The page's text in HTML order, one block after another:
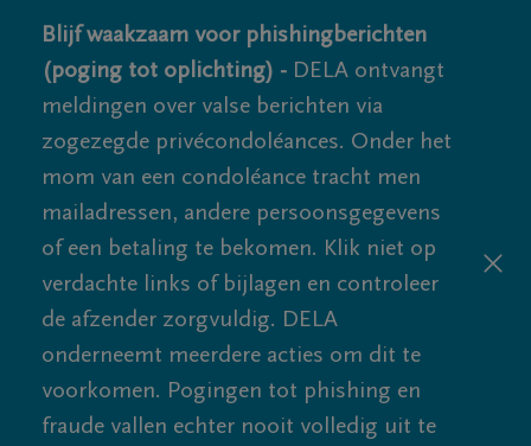
Blijf waakzaam voor phishingberichten
(poging tot oplichting) - DELA ontvangt
meldingen over valse berichten via
zogezegde privécondoléances. Onder het
mom van een condoléance tracht men
mailadressen, andere persoonsgegevens
of een betaling te bekomen. Klik niet op
verdachte links of bijlagen en controleer
de afzender zorgvuldig. DELA
onderneemt meerdere acties om dit te
voorkomen. Pogingen tot phishing en
fraude vallen echter nooit volledig uit te